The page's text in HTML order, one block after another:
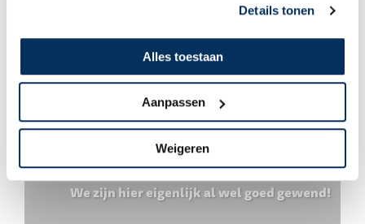
Details tonen
Alles toestaan
Aanpassen
Weigeren
Geen categorie
We zijn hier eigenlijk al wel goed gewend!